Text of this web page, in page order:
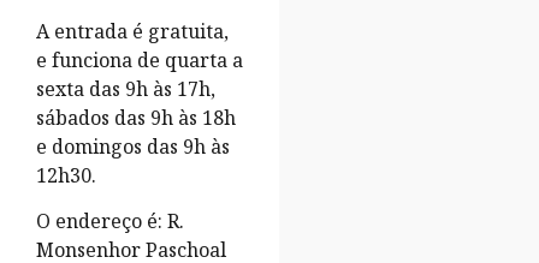
A entrada é gratuita,
e funciona de quarta a
sexta das 9h às 17h,
sábados das 9h às 18h
e domingos das 9h às
12h30.
O endereço é: R.
Monsenhor Paschoal